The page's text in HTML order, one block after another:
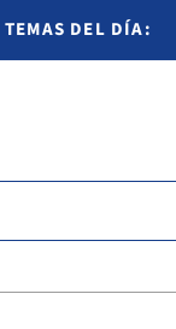
TEMAS DEL DÍA: